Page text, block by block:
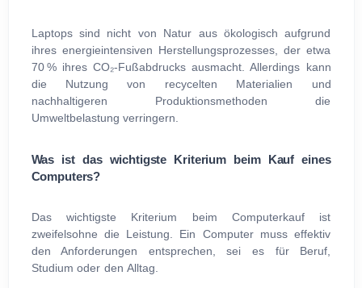
Laptops sind nicht von Natur aus ökologisch aufgrund
ihres energieintensiven Herstellungsprozesses, der etwa
70 % ihres CO₂-Fußabdrucks ausmacht. Allerdings kann
die Nutzung von recycelten Materialien und
nachhaltigeren Produktionsmethoden die
Umweltbelastung verringern.
Was ist das wichtigste Kriterium beim Kauf eines
Computers?
Das wichtigste Kriterium beim Computerkauf ist
zweifelsohne die Leistung. Ein Computer muss effektiv
den Anforderungen entsprechen, sei es für Beruf,
Studium oder den Alltag.